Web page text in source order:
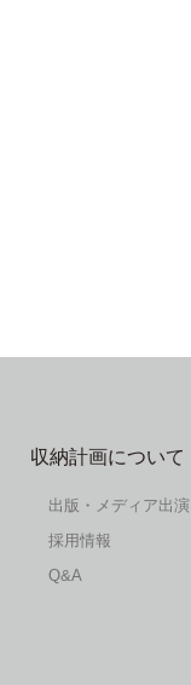
収納計画について
出版・メディア出演
採用情報
Q&A